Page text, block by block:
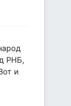
РНБ,
и